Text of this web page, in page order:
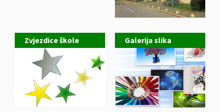
Zvjezdice škole Galerija slika